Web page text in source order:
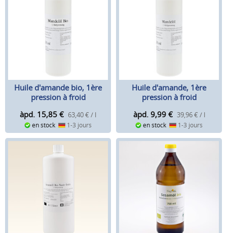
Huile d'amande bio, 1ère
pression à froid
àpd. 15,85 € 63,40 € / l
en stock 1-3 jours
Huile d'amande, 1ère
pression à froid
àpd. 9,99 € 39,96 € / l
en stock 1-3 jours